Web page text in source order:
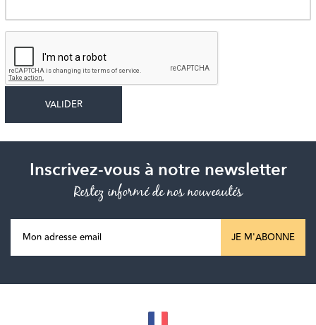
Inscrivez-vous à notre newsletter
Restez informé de nos nouveautés
JE M'ABONNE